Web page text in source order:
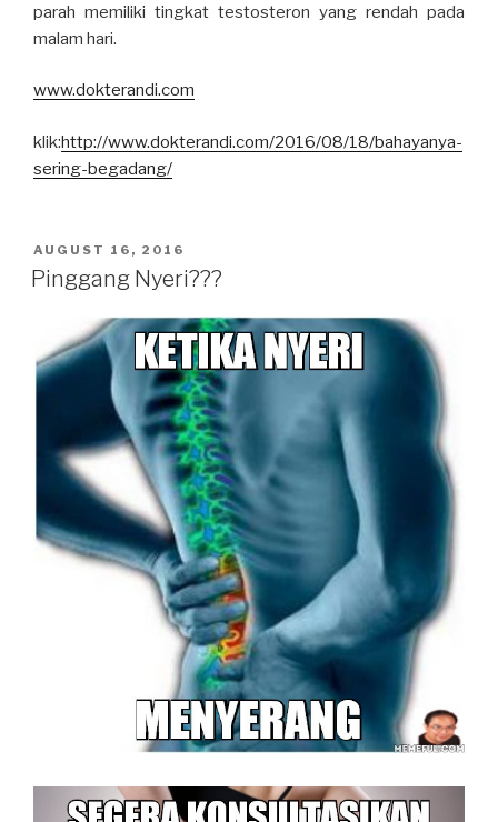
parah memiliki tingkat testosteron yang rendah pada
malam hari.
www.dokterandi.com
klik:http://www.dokterandi.com/2016/08/18/bahayanya-
sering-begadang/
POSTED
ON
AUGUST 16, 2016
Pinggang Nyeri???